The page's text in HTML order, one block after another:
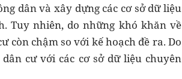
dân và xây dựng các cơ sở dữ liệu
Tuy nhiên, do những khó khăn về
còn chậm so với kế hoạch đề ra. Do
cư với các cơ sở dữ liệu chuyên